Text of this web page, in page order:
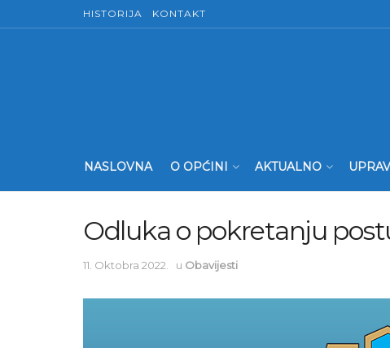
HISTORIJA KONTAKT
NASLOVNA O OPĆINI AKTUALNO
Odluka o pokretanju
11. Oktobra 2022. u Obavijesti